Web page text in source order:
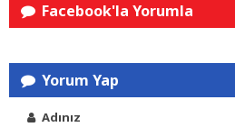
Facebook'la Yorumla
Yorum Yap
Adınız